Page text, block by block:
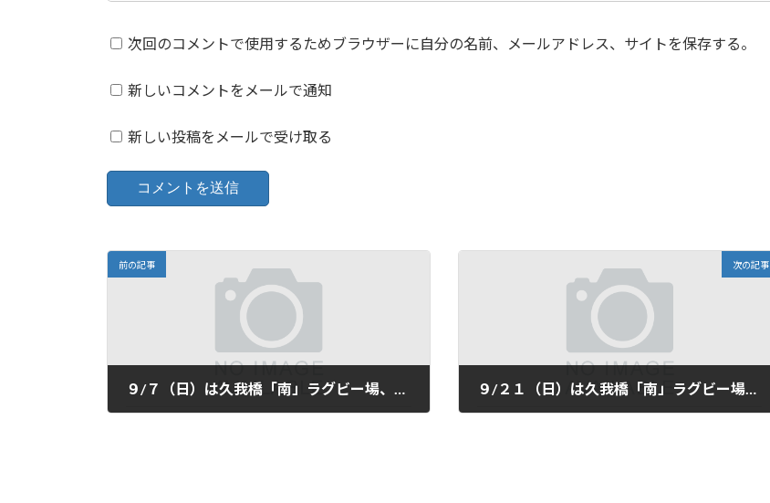
次回のコメントで使用するためブラウザーに自分の名前、メールアドレス、サイトを保存する。
新しいコメントをメールで通知
新しい投稿をメールで受け取る
前の記事 次の記事
９/２１（日）は久我橋「南」ラグビー場、８時～１０時の通常練習です。